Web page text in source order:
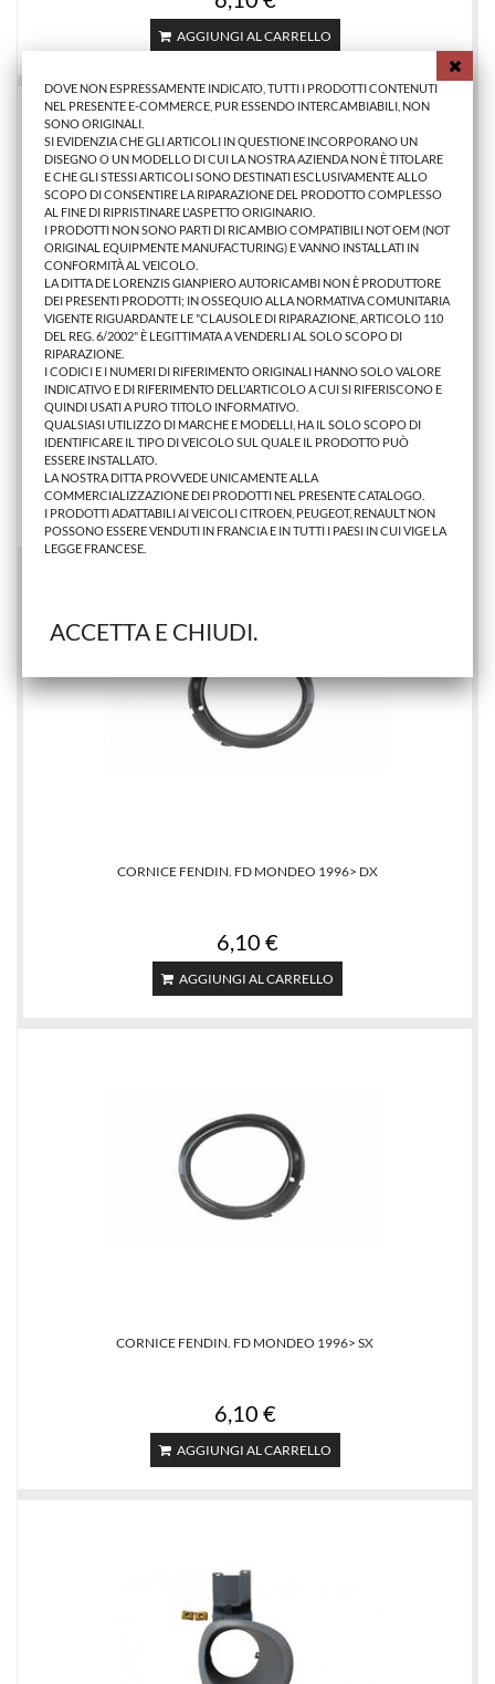
AGGIUNGI AL CARRELLO
CORNICE FENDIN. FD FIESTA 2008 SX NERA
6,10 €
AGGIUNGI AL CARRELLO
CORNICE FENDIN. FD MONDEO 1996> DX
6,10 €
AGGIUNGI AL CARRELLO
CORNICE FENDIN. FD MONDEO 1996> SX
6,10 €
AGGIUNGI AL CARRELLO
DOVE NON ESPRESSAMENTE INDICATO, TUTTI I PRODOTTI CONTENUTI
NEL PRESENTE E-COMMERCE, PUR ESSENDO INTERCAMBIABILI, NON
SONO ORIGINALI.
SI EVIDENZIA CHE GLI ARTICOLI IN QUESTIONE INCORPORANO UN
DISEGNO O UN MODELLO DI CUI LA NOSTRA AZIENDA NON È TITOLARE
E CHE GLI STESSI ARTICOLI SONO DESTINATI ESCLUSIVAMENTE ALLO
SCOPO DI CONSENTIRE LA RIPARAZIONE DEL PRODOTTO COMPLESSO
AL FINE DI RIPRISTINARE L'ASPETTO ORIGINARIO.
I PRODOTTI NON SONO PARTI DI RICAMBIO COMPATIBILI NOT OEM (NOT
ORIGINAL EQUIPMENTE MANUFACTURING) E VANNO INSTALLATI IN
CONFORMITÀ AL VEICOLO.
LA DITTA DE LORENZIS GIANPIERO AUTORICAMBI NON È PRODUTTORE
DEI PRESENTI PRODOTTI; IN OSSEQUIO ALLA NORMATIVA COMUNITARIA
VIGENTE RIGUARDANTE LE "CLAUSOLE DI RIPARAZIONE, ARTICOLO 110
DEL REG. 6/2002" È LEGITTIMATA A VENDERLI AL SOLO SCOPO DI
RIPARAZIONE.
I CODICI E I NUMERI DI RIFERIMENTO ORIGINALI HANNO SOLO VALORE
INDICATIVO E DI RIFERIMENTO DELL'ARTICOLO A CUI SI RIFERISCONO E
QUINDI USATI A PURO TITOLO INFORMATIVO.
QUALSIASI UTILIZZO DI MARCHE E MODELLI, HA IL SOLO SCOPO DI
IDENTIFICARE IL TIPO DI VEICOLO SUL QUALE IL PRODOTTO PUÒ
ESSERE INSTALLATO.
LA NOSTRA DITTA PROVVEDE UNICAMENTE ALLA
COMMERCIALIZZAZIONE DEI PRODOTTI NEL PRESENTE CATALOGO.
I PRODOTTI ADATTABILI AI VEICOLI CITROEN, PEUGEOT, RENAULT NON
POSSONO ESSERE VENDUTI IN FRANCIA E IN TUTTI I PAESI IN CUI VIGE LA
LEGGE FRANCESE.
ACCETTA E CHIUDI.